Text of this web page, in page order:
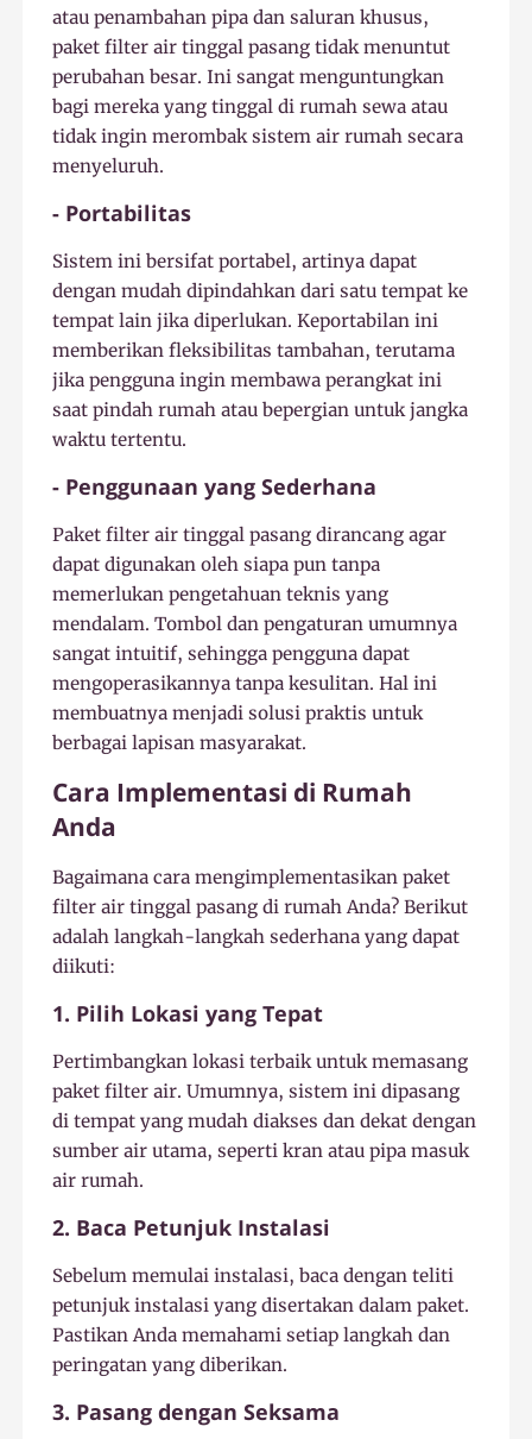
atau penambahan pipa dan saluran khusus,
paket filter air tinggal pasang tidak menuntut
perubahan besar. Ini sangat menguntungkan
bagi mereka yang tinggal di rumah sewa atau
tidak ingin merombak sistem air rumah secara
menyeluruh.
- Portabilitas
Sistem ini bersifat portabel, artinya dapat
dengan mudah dipindahkan dari satu tempat ke
tempat lain jika diperlukan. Keportabilan ini
memberikan fleksibilitas tambahan, terutama
jika pengguna ingin membawa perangkat ini
saat pindah rumah atau bepergian untuk jangka
waktu tertentu.
- Penggunaan yang Sederhana
Paket filter air tinggal pasang dirancang agar
dapat digunakan oleh siapa pun tanpa
memerlukan pengetahuan teknis yang
mendalam. Tombol dan pengaturan umumnya
sangat intuitif, sehingga pengguna dapat
mengoperasikannya tanpa kesulitan. Hal ini
membuatnya menjadi solusi praktis untuk
berbagai lapisan masyarakat.
Cara Implementasi di Rumah
Anda
Bagaimana cara mengimplementasikan paket
filter air tinggal pasang di rumah Anda? Berikut
adalah langkah-langkah sederhana yang dapat
diikuti:
1. Pilih Lokasi yang Tepat
Pertimbangkan lokasi terbaik untuk memasang
paket filter air. Umumnya, sistem ini dipasang
di tempat yang mudah diakses dan dekat dengan
sumber air utama, seperti kran atau pipa masuk
air rumah.
2. Baca Petunjuk Instalasi
Sebelum memulai instalasi, baca dengan teliti
petunjuk instalasi yang disertakan dalam paket.
Pastikan Anda memahami setiap langkah dan
peringatan yang diberikan.
3. Pasang dengan Seksama